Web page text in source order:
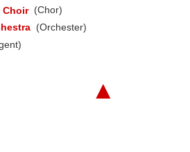
Choir (Chor)
(Orchester)
▲